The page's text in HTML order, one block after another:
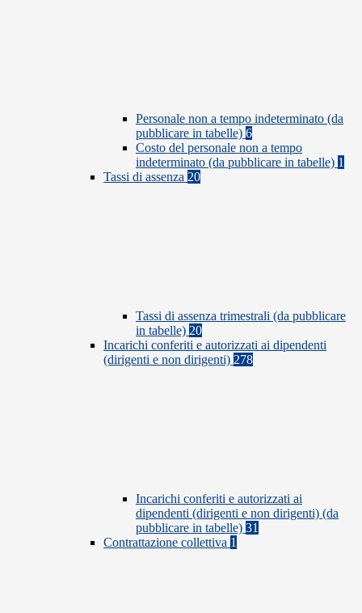
Personale non a tempo indeterminato (da
pubblicare in tabelle) 6
Costo del personale non a tempo
indeterminato (da pubblicare in tabelle) 1
Tassi di assenza 20
Tassi di assenza trimestrali (da pubblicare
in tabelle) 20
Incarichi conferiti e autorizzati ai dipendenti
(dirigenti e non dirigenti) 278
Incarichi conferiti e autorizzati ai
dipendenti (dirigenti e non dirigenti) (da
pubblicare in tabelle) 31
Contrattazione collettiva 1